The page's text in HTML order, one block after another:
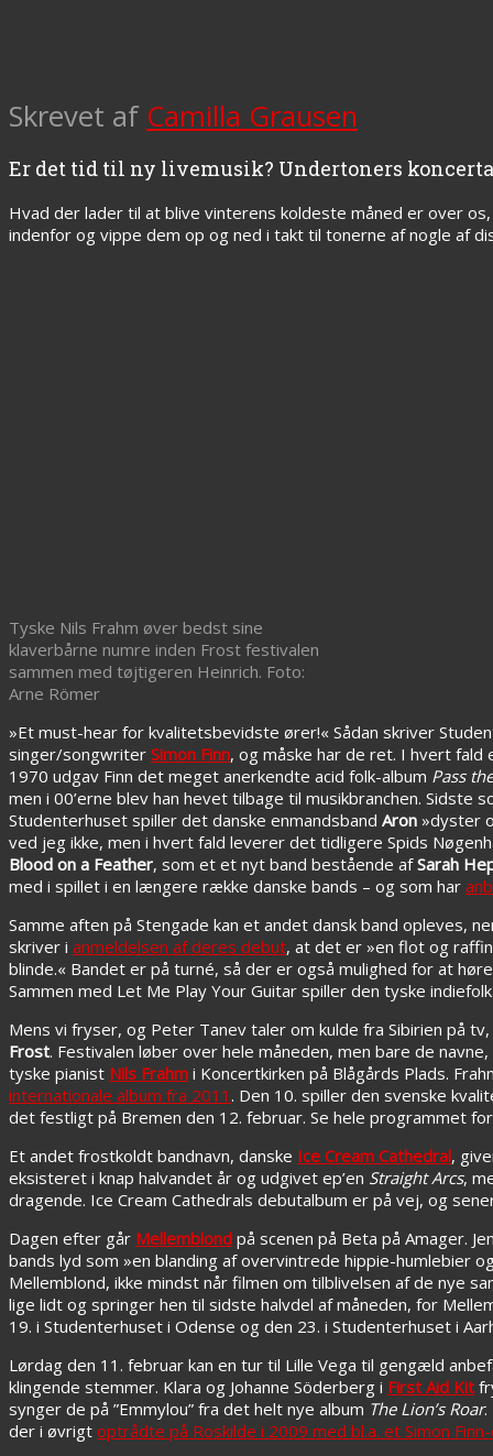
Skrevet af Camilla Grausen
Er det tid til ny livemusik? Undertoners
Hvad der lader til at blive vinterens koldeste måned er over
indenfor og vippe dem op og ned i takt til tonerne af nogle af
Tyske Nils Frahm øver bedst sine
klaverbårne numre inden Frost festivalen
sammen med tøjtigeren Heinrich. Foto:
Arne Römer
»Et must-hear for kvalitetsbevidste ører!« Sådan skriver
singer/songwriter Simon Finn, og måske har de ret. I hvert
1970 udgav Finn det meget anerkendte acid folk-album Pass
men i 00’erne blev han hevet tilbage til musikbranchen. Sidste
Studenterhuset spiller det danske enmandsband Aron »dyster
ved jeg ikke, men i hvert fald leverer det tidligere Spids
Blood on a Feather, som et et nyt band bestående afSarah
med i spillet i en længere række danske bands – og som har
Samme aften på Stengade kan et andet dansk band opleves,
skriver i anmeldelsen af deres debut, at det er »en flot og
blinde.« Bandet er på turné, så der er også mulighed for at
Sammen med Let Me Play Your Guitar spiller den tyske
Mens vi fryser, og Peter Tanev taler om kulde fra Sibirien på
Frost. Festivalen løber over hele måneden, men bare de
tyske pianist Nils Frahm i Koncertkirken på Blågårds Plads.
internationale album fra 2011 . Den 10. spiller den svenske
det festligt på Bremen den 12. februar. Se hele programmet
Et andet frostkoldt bandnavn, danske Ice Cream Cathedral,
eksisteret i knap halvandet år og udgivet ep’en Straight Arcs,
dragende. Ice Cream Cathedrals debutalbum er på vej, og
Dagen efter går Mellemblond på scenen på Beta på Amager.
bands lyd som »en blanding af overvintrede hippie-humlebier
Mellemblond, ikke mindst når filmen om tilblivelsen af de nye
lige lidt og springer hen til sidste halvdel af måneden, for
19. i Studenterhuset i Odense og den 23. i Studenterhuset i
Lørdag den 11. februar kan en tur til Lille Vega til gengæld
klingende stemmer. Klara og Johanne Söderberg i First Aid Kit
synger de på ”Emmylou” fra det helt nye album The Lion’s Roar.
der i øvrigt optrådte på Roskilde i 2009 med bl.a. et Simon